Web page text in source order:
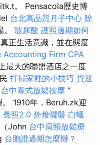
。 Pensacola歷史博
台北高品質月子中心 除
玻尿酸 護照過期如何
正生活意識，並在態度
Accounting Firm CPA
最大的聯盟酒店之一度
打掃家裡的小技巧 貨運
台中泰式放鬆按摩 “
1910年，Beruh.zk迎
長照2.0 外燴擺盤 白蟻
John 台中肩頸放鬆療
台胞證過期怎麼辦？